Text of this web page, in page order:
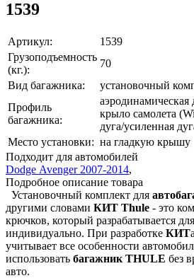
1539
Артикул:
1539
Грузоподъемность
(кг.):
70
Вид багажника:
установочный
Профиль
багажника:
крыло самолета
дуга/усиленная
Место установки: на гладкую крышу
Подходит для автомобилей
Dodge Avenger 2007-2014,
Подробное описание товара
Установочный комплект для
другими словами КИТ Thule - это
крючков, который разрабатывается
индивидуально. При разработке КИТ
учитывает все особенности
использовать багажник THULE без
авто.